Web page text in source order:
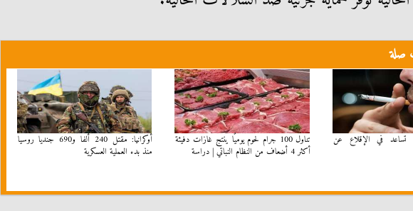
صلة
تساعد في الإقلاع عن
تناول 100 جرام لحوم يوميًا ينتج غازات دفيئة
أكثر 4 أضعاف من النظام النباتي | دراسة
أوكرانيا: مقتل 240 ألفا و690 جنديا روسيا
منذ بدء العملية العسكرية